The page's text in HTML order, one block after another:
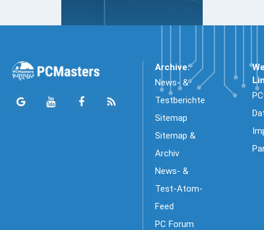
Archive:
News- &
Testberichte
Sitemap
Sitemap &
Archiv
News- &
Test-Atom-
Feed
PC Forum